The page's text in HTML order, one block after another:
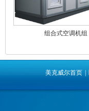
组合式空调机组
美克威尔首页